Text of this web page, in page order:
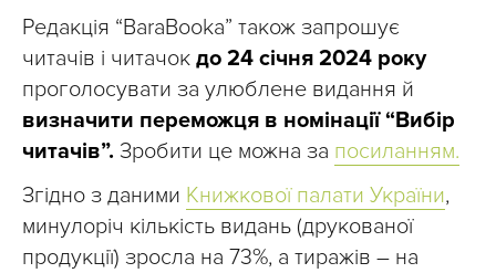
Редакція “BaraBooka” також запрошує
читачів і читачок до 24 січня 2024 року
проголосувати за улюблене видання й
визначити переможця в номінації “Вибір
читачів”. Зробити це можна за посиланням.
Згідно з даними Книжкової палати України,
минулоріч кількість видань (друкованої
продукції) зросла на 73%, а тиражів – на